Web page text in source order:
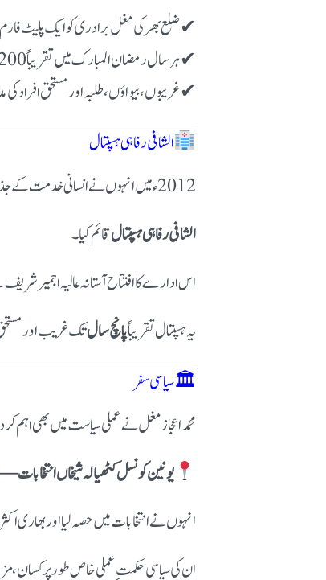
✔ ضلع بھر کی مغل برادری کو ایک پلیٹ فارم
✔ ہر سال رمضان المبارک میں تقریباً 200 مستحق خاندانوں میں راشن تقسیم کیا جاتا رہا
✔ غریبوں، بیواؤں، طلبہ اور مستحق افراد کی
الشافی رفاہی ہسپتال
2012ء میں انہوں نے انسانی خدمت کے جذبے سے:
الشافی رفاہی ہسپتالقائم کیا۔
اس ادارے کا افتتاح آستانہ عالیہ اجمیر
یہ ہسپتال تقریباًپانچ سالتک غریب اور
🏛 سیاسی سفر
محمد اعجاز مغل نے عملی سیاست میں بھی اہم
یونین کونسل کٹھیالہ شیخاں انتخابات —
انہوں نے انتخابات میں حصہ لیا اور بھاری
ان کی سیاسی حکمتِ عملی خاص طور پر کسان،